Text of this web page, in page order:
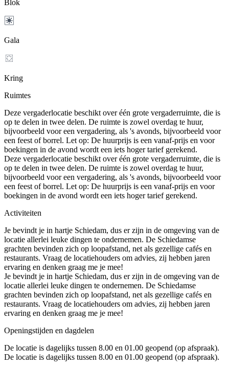
Blok
Gala
Kring
Ruimtes
Deze vergaderlocatie beschikt over één grote vergaderruimte, die is
op te delen in twee delen. De ruimte is zowel overdag te huur,
bijvoorbeeld voor een vergadering, als 's avonds, bijvoorbeeld voor
een feest of borrel. Let op: De huurprijs is een vanaf-prijs en voor
boekingen in de avond wordt een iets hoger tarief gerekend.
Deze vergaderlocatie beschikt over één grote vergaderruimte, die is
op te delen in twee delen. De ruimte is zowel overdag te huur,
bijvoorbeeld voor een vergadering, als 's avonds, bijvoorbeeld voor
een feest of borrel. Let op: De huurprijs is een vanaf-prijs en voor
boekingen in de avond wordt een iets hoger tarief gerekend.
Activiteiten
Je bevindt je in hartje Schiedam, dus er zijn in de omgeving van de
locatie allerlei leuke dingen te ondernemen. De Schiedamse
grachten bevinden zich op loopafstand, net als gezellige cafés en
restaurants. Vraag de locatiehouders om advies, zij hebben jaren
ervaring en denken graag me je mee!
Je bevindt je in hartje Schiedam, dus er zijn in de omgeving van de
locatie allerlei leuke dingen te ondernemen. De Schiedamse
grachten bevinden zich op loopafstand, net als gezellige cafés en
restaurants. Vraag de locatiehouders om advies, zij hebben jaren
ervaring en denken graag me je mee!
Openingstijden en dagdelen
De locatie is dagelijks tussen 8.00 en 01.00 geopend (op afspraak).
De locatie is dagelijks tussen 8.00 en 01.00 geopend (op afspraak).